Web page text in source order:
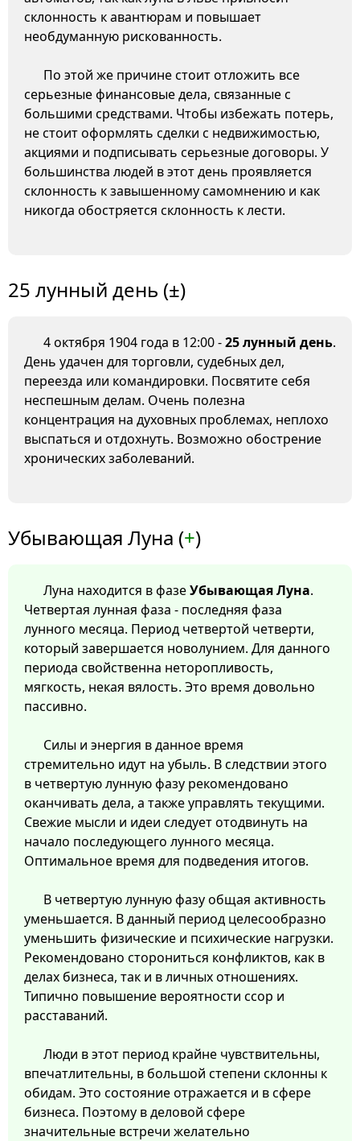
склонность к авантюрам и повышает
необдуманную рискованность.
По этой же причине стоит отложить все
серьезные финансовые дела, связанные с
большими средствами. Чтобы избежать потерь,
не стоит оформлять сделки с недвижимостью,
акциями и подписывать серьезные договоры. У
большинства людей в этот день проявляется
склонность к завышенному самомнению и как
никогда обостряется склонность к лести.
25 лунный день (±)
4 октября 1904 года в 12:00 -25 лунный день.
День удачен для торговли, судебных дел,
переезда или командировки. Посвятите себя
неспешным делам. Очень полезна
концентрация на духовных проблемах, неплохо
выспаться и отдохнуть. Возможно обострение
хронических заболеваний.
Убывающая Луна (+)
Луна находится в фазеУбывающая Луна.
Четвертая лунная фаза - последняя фаза
лунного месяца. Период четвертой четверти,
который завершается новолунием. Для данного
периода свойственна неторопливость,
мягкость, некая вялость. Это время довольно
пассивно.
Силы и энергия в данное время
стремительно идут на убыль. В следствии этого
в четвертую лунную фазу рекомендовано
оканчивать дела, а также управлять текущими.
Свежие мысли и идеи следует отодвинуть на
начало последующего лунного месяца.
Оптимальное время для подведения итогов.
В четвертую лунную фазу общая активность
уменьшается. В данный период целесообразно
уменьшить физические и психические нагрузки.
Рекомендовано сторониться конфликтов, как в
делах бизнеса, так и в личных отношениях.
Типично повышение вероятности ссор и
расставаний.
Люди в этот период крайне чувствительны,
впечатлительны, в большой степени склонны к
обидам. Это состояние отражается и в сфере
бизнеса. Поэтому в деловой сфере
значительные встречи желательно